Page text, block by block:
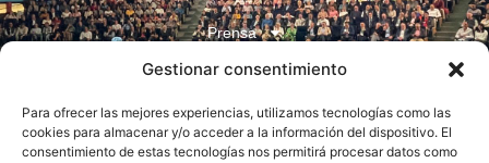
Gestionar consentimiento
Para ofrecer las mejores experiencias, utilizamos tecnologías como las
cookies para almacenar y/o acceder a la información del dispositivo. El
consentimiento de estas tecnologías nos permitirá procesar datos como
Prensa
Juventudes
Contacto